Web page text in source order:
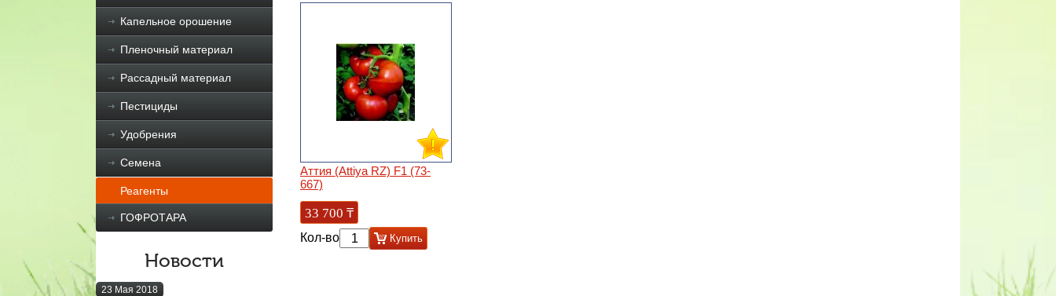
Капельное орошение
Пленочный материал
Рассадный материал
Пестициды
Удобрения
Семена
Реагенты
ГОФРОТАРА
Новости
23 Мая 2018
Аттия (Attiya RZ) F1 (73-
667)
33 700 ₸
Кол-во Купить